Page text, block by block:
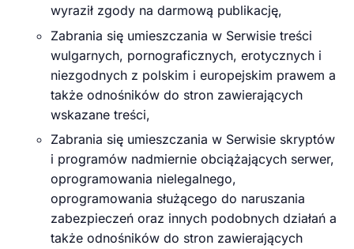
wyraził zgody na darmową publikację,
Zabrania się umieszczania w Serwisie treści
wulgarnych, pornograficznych, erotycznych i
niezgodnych z polskim i europejskim prawem a
także odnośników do stron zawierających
wskazane treści,
Zabrania się umieszczania w Serwisie skryptów
i programów nadmiernie obciążających serwer,
oprogramowania nielegalnego,
oprogramowania służącego do naruszania
zabezpieczeń oraz innych podobnych działań a
także odnośników do stron zawierających